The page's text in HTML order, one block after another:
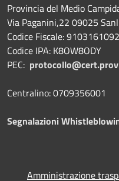
Provincia del Medio
Via Paganini,22 09025
Codice Fiscale:
Codice IPA: K8OW8ODY
PEC:
Centralino: 0709356001
Segnalazioni
Amministrazione